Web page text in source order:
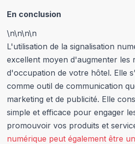
En conclusion
\n\n\n\n
L'utilisation de la signalisation
excellent moyen d'augmenter les
d'occupation de votre hôtel. Elle
comme outil de communication
marketing et de publicité. Elle
simple et efficace pour engager
promouvoir vos produits et
numérique peut également être